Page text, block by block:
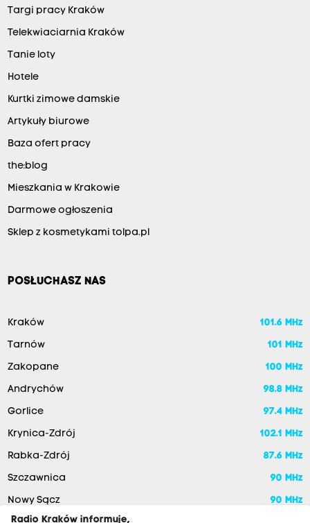
Targi pracy Kraków
Telekwiaciarnia Kraków
Tanie loty
Hotele
Kurtki zimowe damskie
Artykuły biurowe
Baza ofert pracy
the:blog
Mieszkania w Krakowie
Darmowe ogłoszenia
Sklep z kosmetykami tolpa.pl
POSŁUCHASZ NAS
Kraków 101.6 MHz
Tarnów 101 MHz
Zakopane 100 MHz
Andrychów 98.8 MHz
Gorlice 97.4 MHz
Krynica-Zdrój 102.1 MHz
Rabka-Zdrój 87.6 MHz
Szczawnica 90 MHz
Nowy Sącz
90 MHz
Radio Kraków informuje,